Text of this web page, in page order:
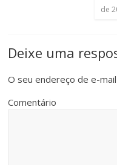
de
Deixe uma
O seu endereço de e-
Comentário